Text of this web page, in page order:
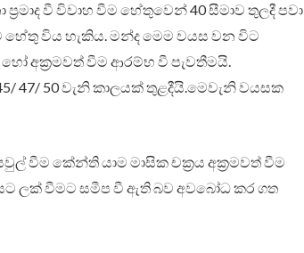
වී විවාහ වීම හේතුවෙන් 40 සීමාව තුලදී පවා
හේතු විය හැකිය. මන්ද මෙම වයස වන විට
අක්‍රමවත් වීම ආරම්භ වී පැවතීමයි.
47/ 50 වැනි කාලයක් තුළදීයි.මෙවැනි වයසක
වීම කේන්ති යාම මාසික චක්‍රය අක්‍රමවත් වීම
ලක් වීමට සමීප වී ඇති බව අවබෝධ කර ගත